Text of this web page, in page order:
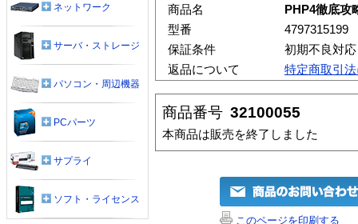
商品名
PHP4徹底攻
型番
4797315199
保証条件
初期不良対
返品について
特定商取引
商品番号 32100055
本商品は販売を終了しました
このページを印刷する
ネットワーク
サーバ・ストレージ
パソコン・周辺機器
PCパーツ
サプライ
ソフト・ライセンス